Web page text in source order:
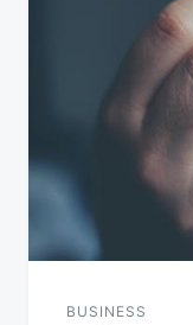
BUSINESS